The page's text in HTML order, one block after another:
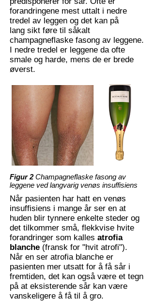
forandringene mest uttalt i nedre
tredel av leggen og det kan på
lang sikt føre til såkalt
champagneflaske fasong av leggene.
I nedre tredel er leggene da ofte
smale og harde, mens de er brede
øverst.
Figur 2Champagneflaske fasong av
leggene ved langvarig venøs insuffisiens
Når pasienten har hatt en venøs
insuffisiens i mange år ser en at
huden blir tynnere enkelte steder og
det tilkommer små, flekkvise hvite
forandringer som kalles atrofia
blanche (fransk for "hvit atrofi").
Når en ser atrofia blanche er
pasienten mer utsatt for å få sår i
fremtiden, det kan også være et tegn
på at eksisterende sår kan være
vanskeligere å få til å gro.